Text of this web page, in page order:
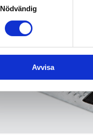
Nödvändig
Avvisa